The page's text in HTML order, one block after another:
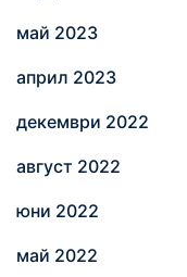
май 2023
април 2023
декември 2022
август 2022
юни 2022
май 2022